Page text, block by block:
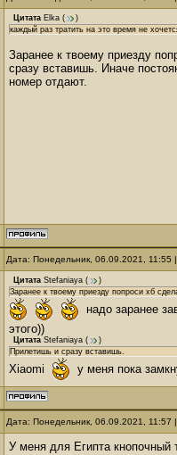
Цитата Elka (
)
каждый раз тратить на это время не
Заранее к твоему приезду
сразу вставишь. Иначе
номер отдают.
Дата: Понедельник, 06.09.2021,
Цитата Stefaniaya (
)
Заранее к твоему приезду попроси хб
надо заранее
этого))
Цитата Stefaniaya (
)
Прилетишь и сразу вставишь.
Xiaomi у меня пока
Дата: Понедельник, 06.09.2021,
У меня для Египта